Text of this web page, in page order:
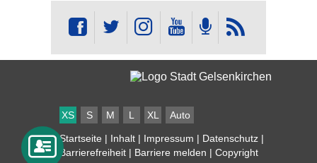
XS S M L XL Auto
Startseite | Inhalt | Impressum | Datenschutz |
Barrierefreiheit | Barriere melden | Copyright